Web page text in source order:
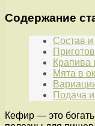
Содержание
Состав
Крапива
Мята в
Подача
Кефир — это